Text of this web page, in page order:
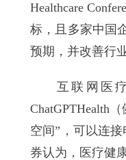
Healthcare
标，且多家中国
预期，并改善行
互联网医疗
ChatGPTHealth
空间”，可以连
券认为，医疗健